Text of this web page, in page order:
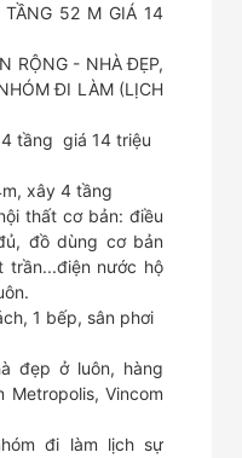
52 M GIÁ 14
RỘNG - NHÀ ĐẸP,
ĐI LÀM (LỊCH
tầng giá 14 triệu
xây 4 tầng
thất cơ bản: điều
đồ dùng cơ bản
trần...điện nước hộ
1 bếp, sân phơi
đẹp ở luôn, hàng
Metropolis, Vincom
đi làm lịch sự